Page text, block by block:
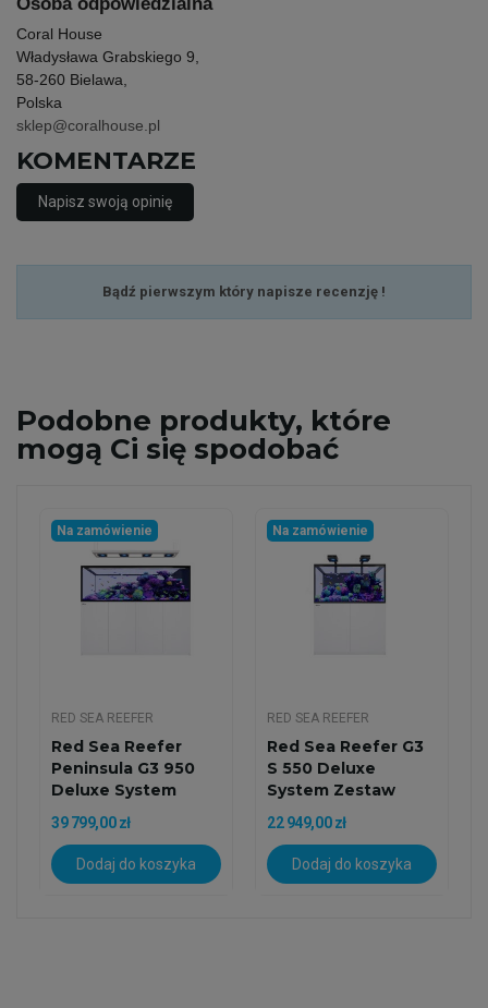
Coral House
Władysława Grabskiego 9,
58-260 Bielawa,
Polska
sklep@coralhouse.pl
KOMENTARZE
Napisz swoją opinię
Bądź pierwszym który napisze recenzję !
Podobne produkty, które
mogą Ci się spodobać
Na zamówienie
RED SEA REEFER
Red Sea Reefer
Peninsula G3 950
Deluxe System
Zestaw...
39 799,00 zł
Dodaj do koszyka
Na zamówienie
RED SEA REEFER
Red Sea Reefer G3
S 550 Deluxe
System Zestaw
Akwarium Z...
22 949,00 zł
Dodaj do koszyka